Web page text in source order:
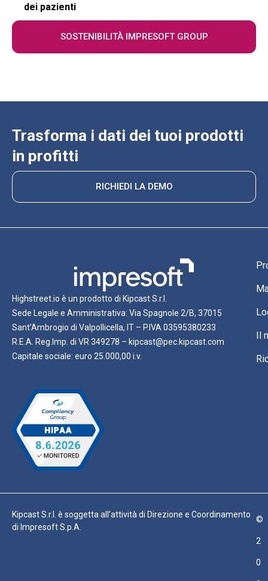
dei pazienti
SOSTENIBILITÀ IMPRESOFT GROUP
Trasforma i dati dei tuoi prodotti
in profitti
RICHIEDI LA DEMO
Highstreet.io è un prodotto di Kipcast S.r.l.
Sede Legale e Amministrativa: Via Spagnole 2/B, 37015
Sant’Ambrogio di Valpollicella, IT – P.IVA 03595380233
R.E.A. Reg.Imp. di VR 349278 – kipcast@pec.kipcast.com
Capitale sociale: euro 25.000,00 i.v.
Il
Kipcast S.r.l. è soggetta all’attività di Direzione e Coordinamento
di Impresoft S.p.A.
©
2
0